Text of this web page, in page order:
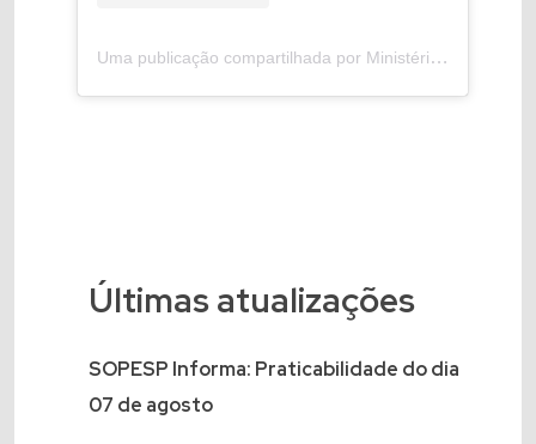
Uma publicação compartilhada por Ministério da Agricultura e Pecuária (@mapa_brasil)
Últimas atualizações
SOPESP Informa: Praticabilidade do dia
07 de agosto